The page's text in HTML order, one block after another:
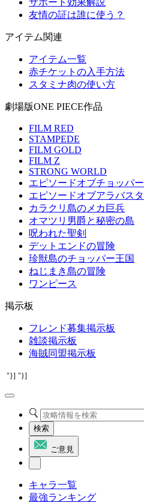
サポート効果解説
友情の証は誰に使う？
アイテム関連
アイテム一覧
赤チケットの入手方法
スタミナ肉の使い方
劇場版ONE PIECE作品
FILM RED
STAMPEDE
FILM GOLD
FILM Z
STRONG WORLD
エピソードオブチョッパー
エピソードオブアラバスタ
カラクリ島のメカ巨兵
オマツリ男爵と秘密の島
呪われた聖剣
デットエンドの冒険
珍獣島のチョッパー王国
ねじまき島の冒険
ワンピース
掲示板
フレンド募集掲示板
雑談掲示板
海賊同盟掲示板
"}] "}]
検索
ご意見
キャラ一覧
最強ランキング